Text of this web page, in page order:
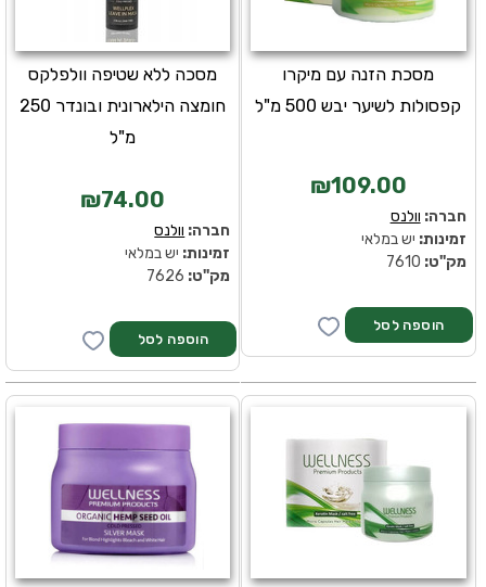
מסכה ללא שטיפה וולפלקס
חומצה הילארונית ובונדר 250
מ"ל
₪74.00
חברה: וולנס
זמינות: יש במלאי
מק''ט:
מסכת הזנה עם מיקרו
קפסולות לשיער יבש 500 מ"ל
₪109.00
חברה: וולנס
זמינות: יש במלאי
מק''ט: